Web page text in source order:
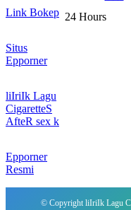
Link Bokep
Situs
Epporner
liIriIk Lagu
CigaretteS
AfteR sex k
Epporner
Resmi
24 Hours
© Copyright liIriIk Lagu